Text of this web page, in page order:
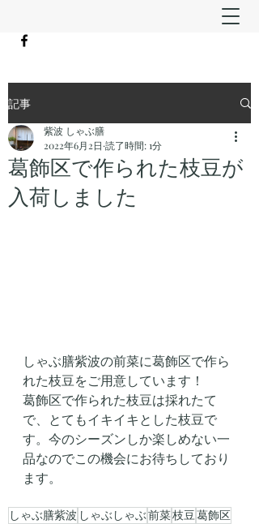
記事
葛飾区で作られた枝豆が
入荷しました
紫波 しゃぶ膳
2022年6月2日 読了時間: 1分
しゃぶ膳紫波の前菜に葛飾区で作ら
れた枝豆をご用意しています！
葛飾区で作られた枝豆は採れたて
で、とてもイキイキとした枝豆で
す。今のシーズンしか楽しめない一
品なのでこの機会にお待ちしており
ます。
しゃぶ膳紫波 しゃぶしゃぶ前菜枝豆葛飾区